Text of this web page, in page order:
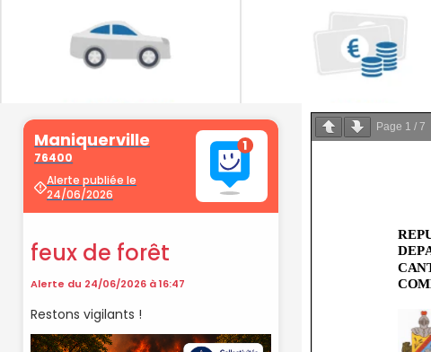
Démarches
administratives
Faîtes vos démarches en ligne sur
cliquant sur le bouton ci-
Page 1 / 7